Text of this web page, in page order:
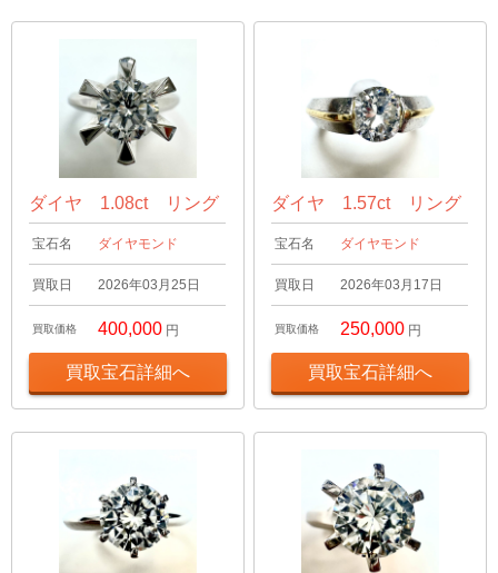
ダイヤ 1.08ct リング
宝石名 ダイヤモンド
買取日 2026年03月25日
買取価格 400,000 円
買取宝石詳細へ
ダイヤ 1.57ct リング
宝石名 ダイヤモンド
買取日 2026年03月17日
買取価格 250,000 円
買取宝石詳細へ